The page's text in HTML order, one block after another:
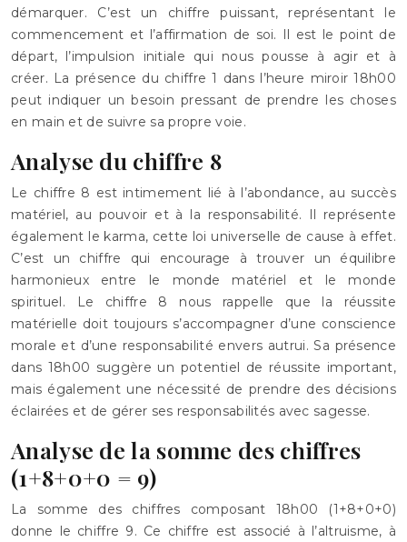
démarquer. C’est un chiffre puissant, représentant le
commencement et l’affirmation de soi. Il est le point de
départ, l’impulsion initiale qui nous pousse à agir et à
créer. La présence du chiffre 1 dans l’heure miroir 18h00
peut indiquer un besoin pressant de prendre les choses
en main et de suivre sa propre voie.
Analyse du chiffre 8
Le chiffre 8 est intimement lié à l’abondance, au succès
matériel, au pouvoir et à la responsabilité. Il représente
également le karma, cette loi universelle de cause à effet.
C’est un chiffre qui encourage à trouver un équilibre
harmonieux entre le monde matériel et le monde
spirituel. Le chiffre 8 nous rappelle que la réussite
matérielle doit toujours s’accompagner d’une conscience
morale et d’une responsabilité envers autrui. Sa présence
dans 18h00 suggère un potentiel de réussite important,
mais également une nécessité de prendre des décisions
éclairées et de gérer ses responsabilités avec sagesse.
Analyse de la somme des chiffres
(1+8+0+0 = 9)
La somme des chiffres composant 18h00 (1+8+0+0)
donne le chiffre 9. Ce chiffre est associé à l’altruisme, à